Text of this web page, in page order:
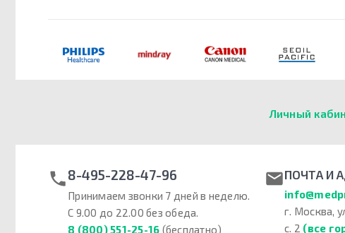
Личный
8-495-228-47-96
Принимаем звонки 7 дней в неделю.
С 9.00 до 22.00 без обеда.
8 (800) 551-25-16 (бесплатно)
ПОЧТА И
г. Москва,
с. 2 (все